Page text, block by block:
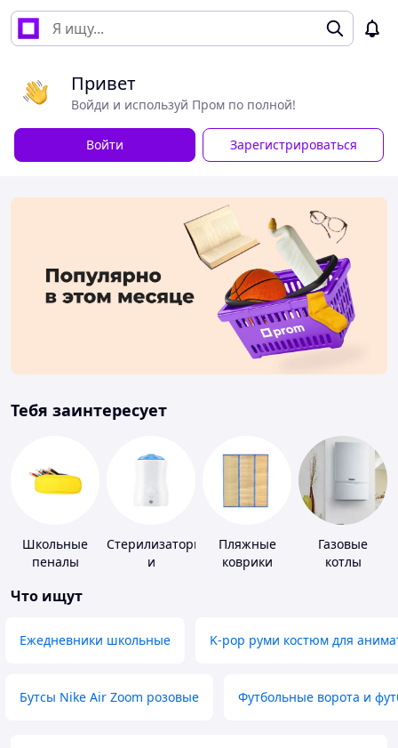
Привет
Войди и используй Пром по полной!
Войти Зарегистрироваться
Тебя заинтересует
Школьные
пеналы
Стерилизаторы
и
Пляжные
коврики
Газовые
котлы
Что ищут
Ежедневники школьные K-pop руми костюм для
Бутсы Nike Air Zoom розовые Футбольные ворота и